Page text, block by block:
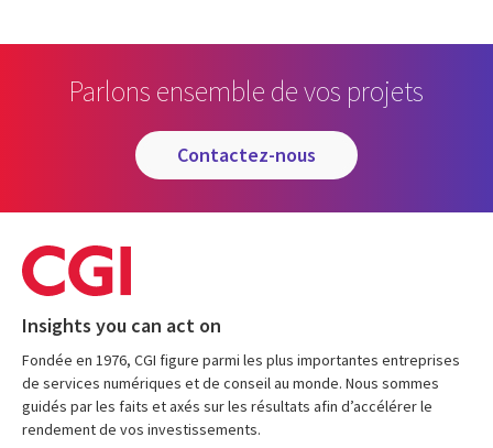
Parlons ensemble de vos projets
contactez-nous
Insights you can act on
Fondée en 1976, CGI figure parmi les plus importantes entreprises
de services numériques et de conseil au monde. Nous sommes
guidés par les faits et axés sur les résultats afin d’accélérer le
rendement de vos investissements.